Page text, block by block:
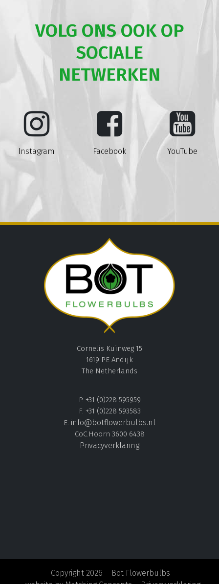
VOLG ONS OOK OP
SOCIALE
NETWERKEN
Instagram Facebook YouTube
Cornelis Kuinweg 15
1619 PE Andijk
The Netherlands
P. +31 (0)228 595959
F. +31 (0)228 593583
E. info@botflowerbulbs.nl
CoC.Hoorn 3600 6438
Privacyverklaring
Copyright 2026
Bot Flowerbulbs